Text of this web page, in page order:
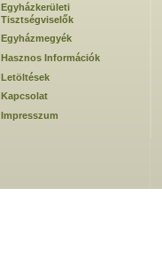
Egyházkerületi
Tisztségviselők
Egyházmegyék
Hasznos Információk
Letöltések
Kapcsolat
Impresszum